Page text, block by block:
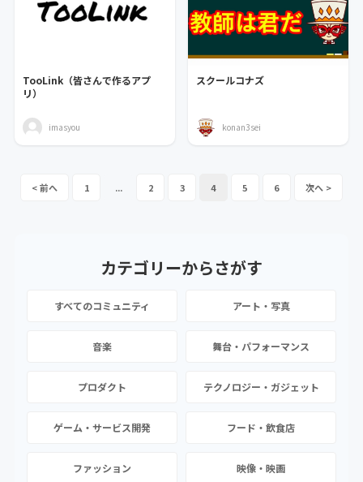
TooLink（皆さんで作るアプ
リ）
imasyou
スクールコナズ
konan3sei
1 ... 2 3 4 5 6
カテゴリーからさがす
すべてのコミュニティ アート・写真
音楽 舞台・パフォーマンス
プロダクト テクノロジー・ガジェット
ゲーム・サービス開発 フード・飲食店
ファッション 映像・映画